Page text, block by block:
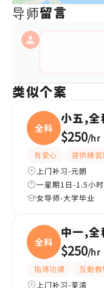
导师留言
类似个案
全科
小五,全
$250/hr
有愛心 提供練
上门补习-元朗
一星期1日-1.5小
女导师-大学毕业
全科
中一,全
$250/hr
指導功課 互動教
上门补习-荃湾